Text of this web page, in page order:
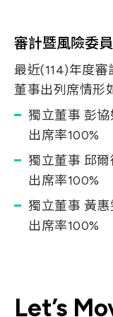
審計暨風險委
最近(114)年度
董事出列席情形
獨立董事 彭
出席率100%
獨立董事 邱
出席率100%
獨立董事 黃
出席率100%
Let’s